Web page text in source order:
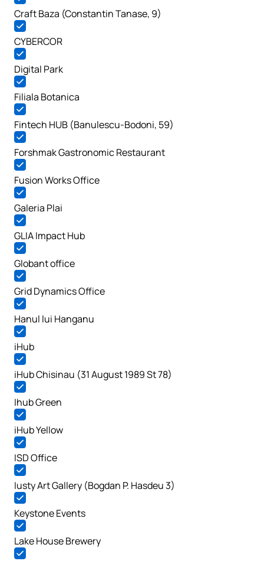
Craft Baza (Constantin Tanase, 9)
CYBERCOR
Digital Park
Filiala Botanica
Fintech HUB (Banulescu-Bodoni, 59)
Forshmak Gastronomic Restaurant
Fusion Works Office
Galeria Plai
GLIA Impact Hub
Globant office
Grid Dynamics Office
Hanul lui Hanganu
iHub
iHub Chisinau (31 August 1989 St 78)
Ihub Green
iHub Yellow
ISD Office
Iusty Art Gallery (Bogdan P. Hasdeu 3)
Keystone Events
Lake House Brewery